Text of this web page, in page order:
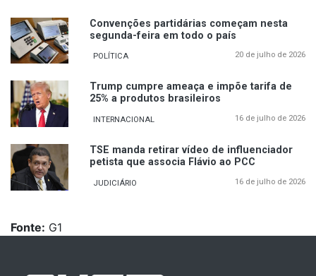
Convenções partidárias começam nesta
segunda-feira em todo o país
POLÍTICA 20 de julho de 2026
Trump cumpre ameaça e impõe tarifa de
25% a produtos brasileiros
INTERNACIONAL 16 de julho de 2026
TSE manda retirar vídeo de influenciador
petista que associa Flávio ao PCC
JUDICIÁRIO 16 de julho de 2026
Fonte: G1